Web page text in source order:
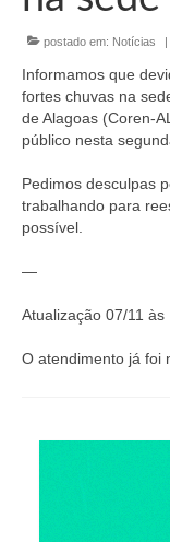
Carta
Agenda
Editais e
postado em: Notícias |
Informamos que
fortes chuvas na
de Alagoas (Coren-
público nesta
Pedimos desculpas
trabalhando para
possível.
—
Atualização 07/11 às
O atendimento já foi